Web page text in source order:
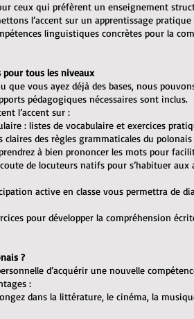
ceux qui préfèrent un enseignement
l’accent sur un apprentissage
linguistiques concrètes pour la
pour tous les niveaux
que vous ayez déjà des bases, nous
pédagogiques nécessaires sont inclus.
l’accent sur :
: listes de vocabulaire et exercices
des règles grammaticales du polonais
à bien prononcer les mots pour
de locuteurs natifs pour s’habituer aux
active en classe vous permettra de
pour développer la compréhension
?
d’acquérir une nouvelle
:
dans la littérature, le cinéma, la